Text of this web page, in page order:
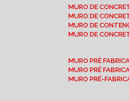
MURO DE
MURO DE
MURO DE
MURO DE
MURO PRÉ
MURO PRÉ
MURO PRÉ-